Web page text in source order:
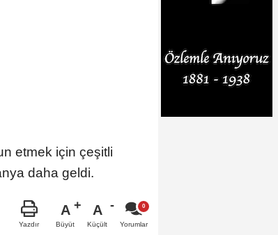
etmek için çeşitli
daha geldi.
Yazdır
A
Büyüt
A
Küçült Yorumlar